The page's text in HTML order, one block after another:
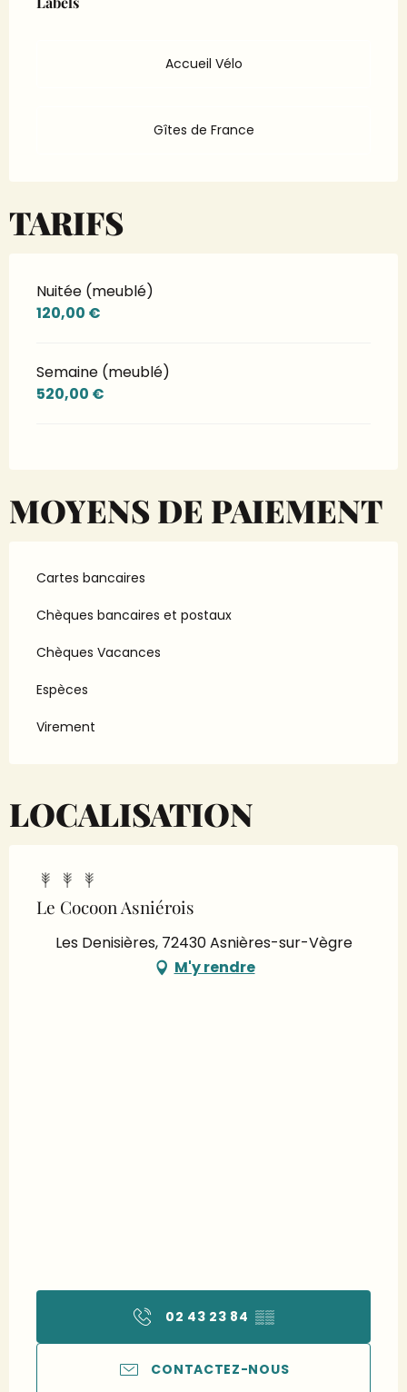
Accueil Vélo
Gîtes de France
TARIFS
Nuitée (meublé)
120,00 €
Semaine (meublé)
520,00 €
MOYENS DE PAIEMENT
Cartes bancaires
Chèques bancaires et postaux
Chèques Vacances
Espèces
Virement
LOCALISATION
Le Cocoon Asniérois
Les Denisières, 72430 Asnières-sur-Vègre
M'y rendre
02 43 23 84▒▒
CONTACTEZ-NOUS